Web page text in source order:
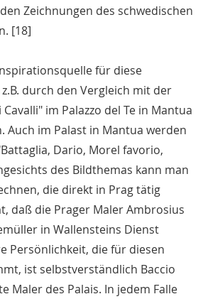
Zeichnungen des schwedischen
[18]
für diese
durch den Vergleich mit der
im Palazzo del Te in Mantua
Auch im Palast in Mantua werden
Dario, Morel favorio,
des Bildthemas kann man
die direkt in Prag tätig
daß die Prager Maler Ambrosius
in Wallensteins Dienst
Persönlichkeit, die für diesen
ist selbstverständlich Baccio
Maler des Palais. In jedem Falle